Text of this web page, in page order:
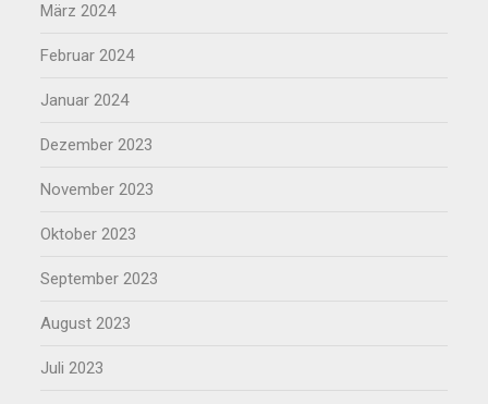
März 2024
Februar 2024
Januar 2024
Dezember 2023
November 2023
Oktober 2023
September 2023
August 2023
Juli 2023